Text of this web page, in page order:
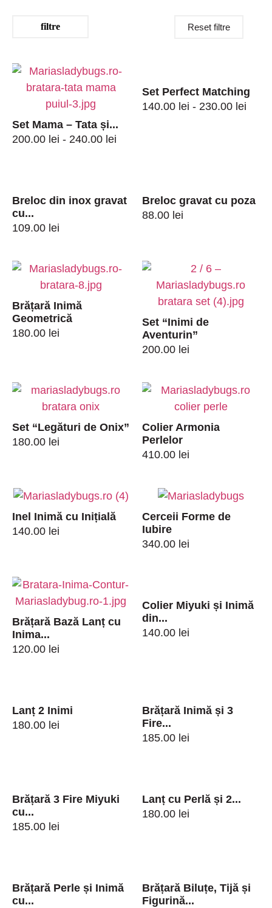
Reset filtre
Set Mama – Tata și...
200.00 lei - 240.00 lei
Set Perfect Matching
140.00 lei - 230.00 lei
Breloc din inox gravat
cu...
109.00 lei
Breloc gravat cu poza
88.00 lei
Brățară Inimă
Geometrică
180.00 lei
Set “Inimi de
Aventurin”
200.00 lei
Set “Legături de Onix”
180.00 lei
Colier Armonia
Perlelor
410.00 lei
Inel Inimă cu Inițială
140.00 lei
Cerceii Forme de
Iubire
340.00 lei
Brățară Bază Lanț cu
Inima...
120.00 lei
Colier Miyuki și Inimă
din...
140.00 lei
Lanț 2 Inimi
180.00 lei
Brățară Inimă și 3
Fire...
185.00 lei
Brățară 3 Fire Miyuki
cu...
185.00 lei
Lanț cu Perlă și 2...
180.00 lei
Brățară Perle și Inimă
cu...
Brățară Biluțe, Tijă și
Figurină...